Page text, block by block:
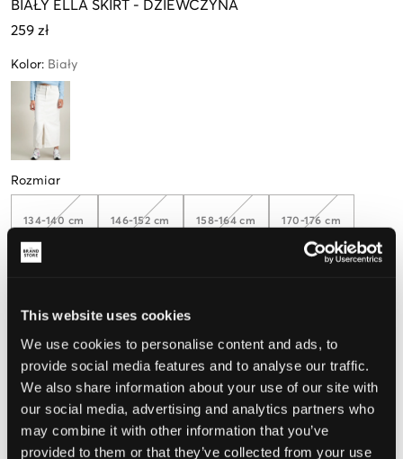
This website uses cookies
We use cookies to personalise content and ads, to
provide social media features and to analyse our traffic.
We also share information about your use of our site with
our social media, advertising and analytics partners who
may combine it with other information that you’ve
provided to them or that they’ve collected from your use
BIAŁY ELLA SKIRT - DZIEWCZYNA
259 zł
Kolor: Biały
Rozmiar
134-140 cm 146-152 cm 158-164 cm 170-176 cm
Tylko
1
Opinia o rozmiarze
Mały Idealny Duży